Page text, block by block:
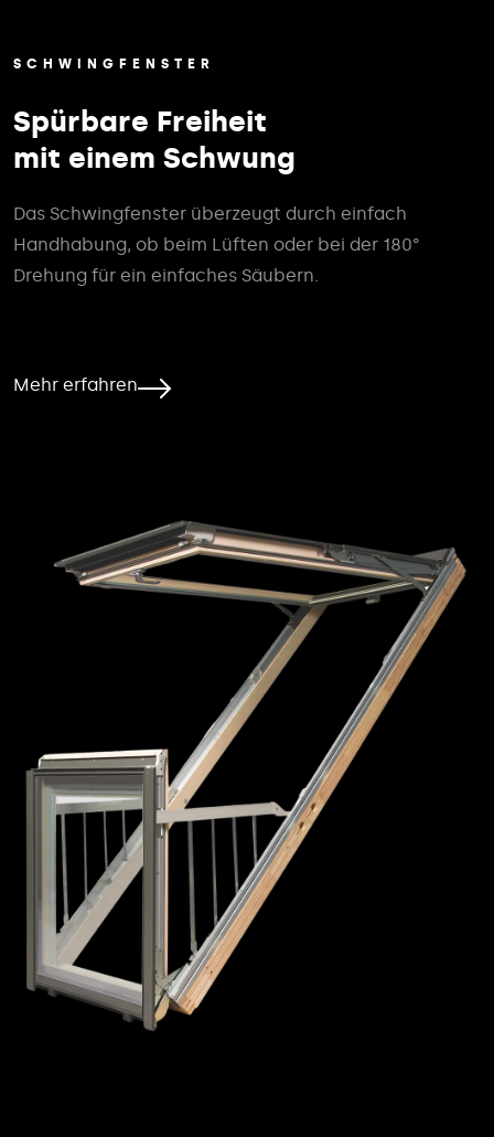
SCHWINGFENSTER
Spürbare Freiheit
mit einem Schwung
Das Schwingfenster überzeugt durch einfach
Handhabung, ob beim Lüften oder bei der 180°
Drehung für ein einfaches Säubern.
Mehr erfahren